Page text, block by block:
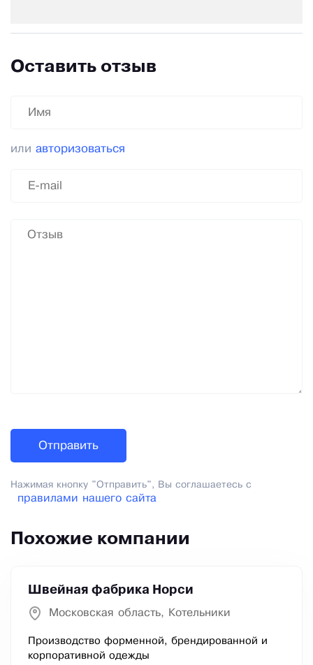
Оставить отзыв
или авторизоваться
Нажимая кнопку "Отправить", Вы соглашаетесь с
правилами нашего сайта
Похожие компании
Швейная фабрика Норси
Московская область, Котельники
Производство форменной, брендированной и
корпоративной одежды